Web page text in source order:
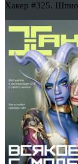
Хакер #325.